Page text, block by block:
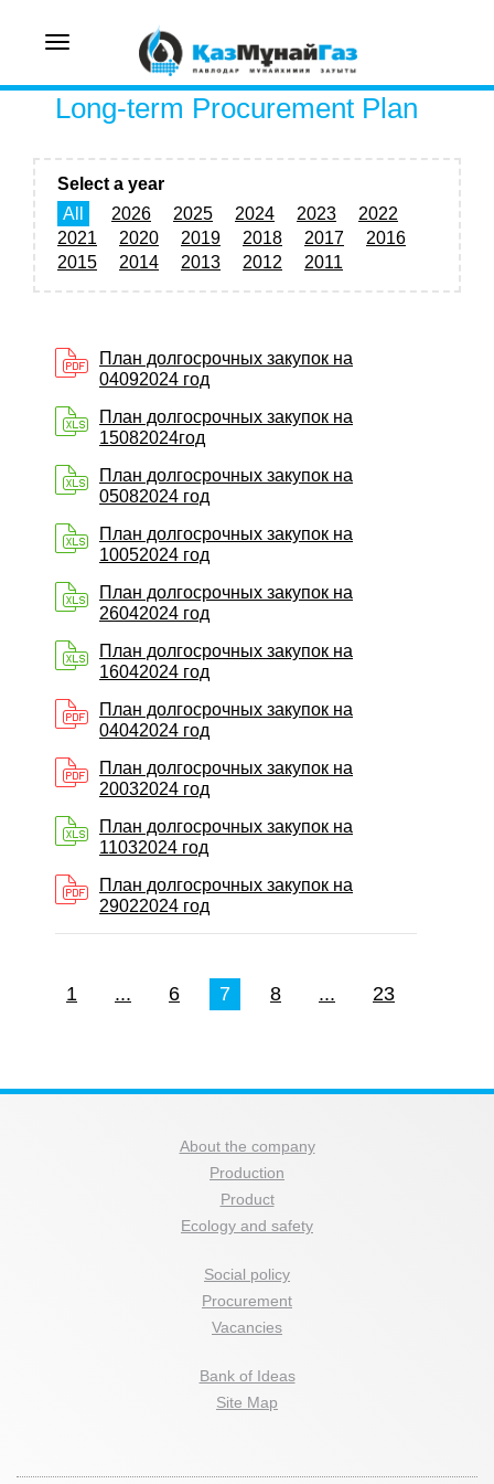
Toggle
Long-term Procurement Plan
Select a year
All
2026 2025 2024 2023
2022
2021
2020 2019 2018 2017
2016
2015
2014 2013 2012 2011
План долгосрочных закупок на
04092024 год
План долгосрочных закупок на
15082024год
План долгосрочных закупок на
05082024 год
План долгосрочных закупок на
10052024 год
План долгосрочных закупок на
26042024 год
План долгосрочных закупок на
16042024 год
План долгосрочных закупок на
04042024 год
План долгосрочных закупок на
20032024 год
План долгосрочных закупок на
11032024 год
План долгосрочных закупок на
29022024 год
1 ... 6 7 8 ... 23
About the company
Production
Product
Ecology and safety
Social policy
Procurement
Vacancies
Bank of Ideas
Site Map